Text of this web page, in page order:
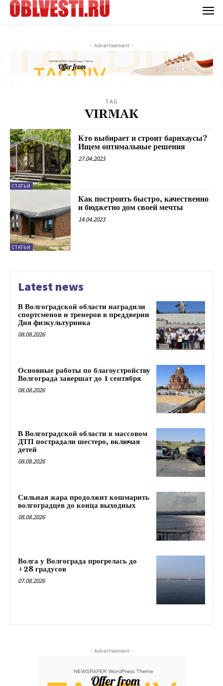
- Advertisement -
TAG
VIRMAK
СТАТЬИ
Кто выбирает и строит барнхаусы?
Ищем оптимальные решения
27.04.2023
СТАТЬИ
Как построить быстро, качественно
и бюджетно дом своей мечты
14.04.2023
Latest news
В Волгоградской области наградили
спортсменов и тренеров в преддверии
Дня физкультурника
08.08.2026
Основные работы по благоустройству
Волгограда завершат до 1 сентября
08.08.2026
В Волгоградской области в массовом
ДТП пострадали шестеро, включая
детей
08.08.2026
Сильная жара продолжит кошмарить
волгоградцев до конца выходных
08.08.2026
Волга у Волгограда прогрелась до
+28 градусов
07.08.2026
- Advertisement -